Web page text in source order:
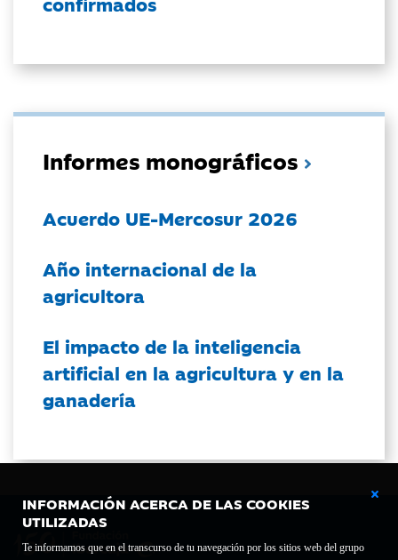
INFORMACIÓN ACERCA DE LAS COOKIES
UTILIZADAS
Te informamos que en el transcurso de tu navegación por los sitios web del grupo
Informes monográficos
Acuerdo UE-Mercosur 2026
Año internacional de la
agricultora
El impacto de la inteligencia
artificial en la agricultura y en la
ganadería